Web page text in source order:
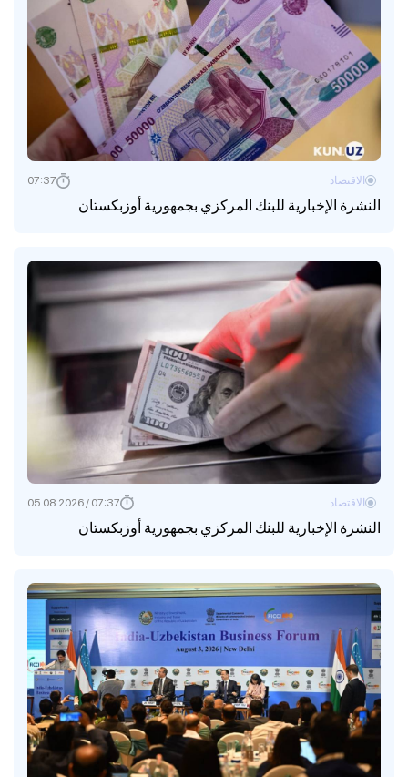
النشرة الإخبارية للبنك المركزي بجمهورية أوزبكستان
الاقتصاد 07:37
النشرة الإخبارية للبنك المركزي بجمهورية أوزبكستان
الاقتصاد 07:37 / 05.08.2026